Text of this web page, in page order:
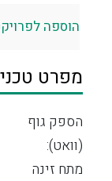
הוספה
מפרט טכני
הספק גוף
(וואט):
מתח זינה